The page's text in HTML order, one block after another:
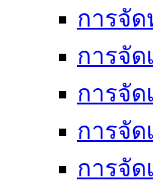
การจั
การจั
การจัด
การจั
การจั